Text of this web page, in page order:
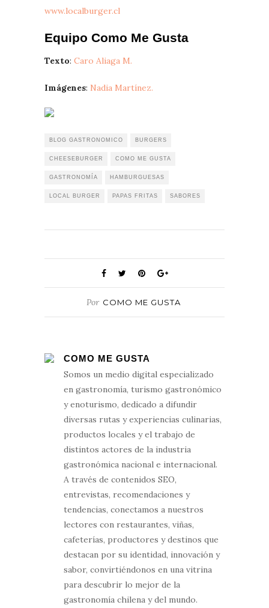
www.localburger.cl
Equipo Como Me Gusta
Texto: Caro Aliaga M.
Imágenes: Nadia Martínez.
BLOG GASTRONOMICO BURGERS
CHEESEBURGER COMO ME GUSTA
GASTRONOMÍA HAMBURGUESAS
LOCAL BURGER PAPAS FRITAS SABORES
Por COMO ME GUSTA
COMO ME GUSTA
Somos un medio digital especializado
en gastronomía, turismo gastronómico
y enoturismo, dedicado a difundir
diversas rutas y experiencias culinarias,
productos locales y el trabajo de
distintos actores de la industria
gastronómica nacional e internacional.
A través de contenidos SEO,
entrevistas, recomendaciones y
tendencias, conectamos a nuestros
lectores con restaurantes, viñas,
cafeterías, productores y destinos que
destacan por su identidad, innovación y
sabor, convirtiéndonos en una vitrina
para descubrir lo mejor de la
gastronomía chilena y del mundo.